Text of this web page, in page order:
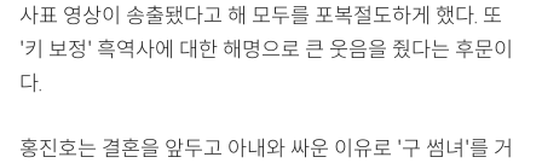
사표 영상이 송출됐다고 해 모두를 포복절도하게 했다. 또
'키 보정' 흑역사에 대한 해명으로 큰 웃음을 줬다는 후문이
다.
홍진호는 결혼을 앞두고 아내와 싸운 이유로 '구 썸녀'를 거